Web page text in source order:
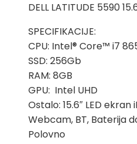
bila
je:
549,00 KM.
je:
DELL LATITUDE 5590
SPECIFIKACIJE:
CPU: Intel® Core™ i7
SSD: 256Gb
RAM: 8GB
GPU: Intel UHD
Ostalo: 15.6″ LED ekran
Webcam, BT, Baterija
Polovno